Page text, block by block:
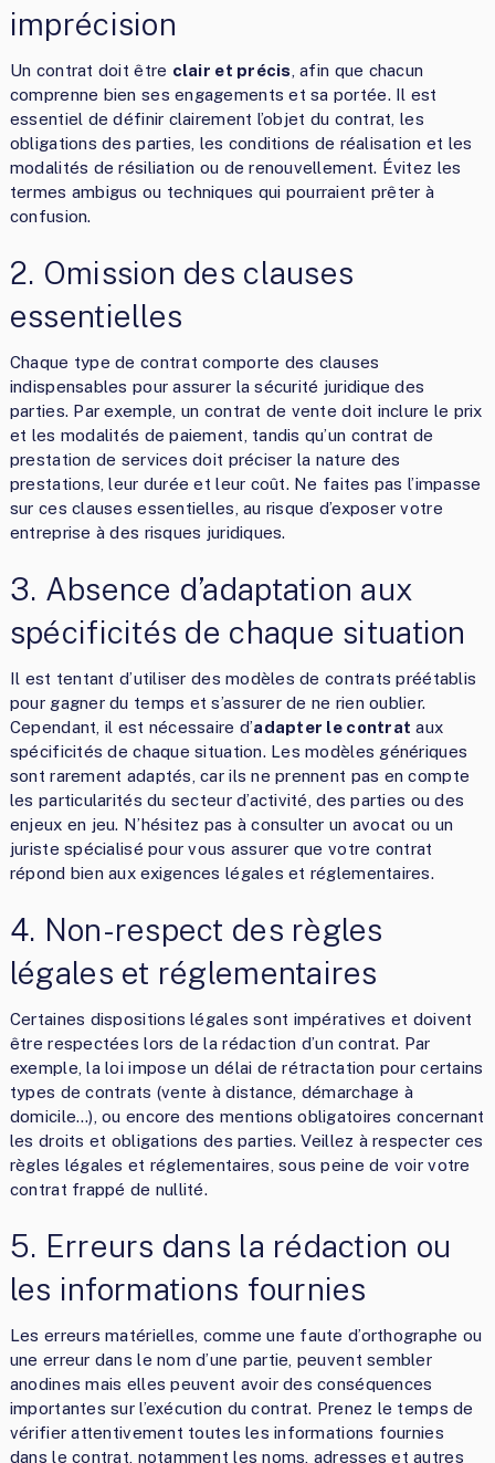
imprécision
Un contrat doit être clair et précis , afin que chacun
comprenne bien ses engagements et sa portée. Il est
essentiel de définir clairement l’objet du contrat, les
obligations des parties, les conditions de réalisation et les
modalités de résiliation ou de renouvellement. Évitez les
termes ambigus ou techniques qui pourraient prêter à
confusion.
2. Omission des clauses
essentielles
Chaque type de contrat comporte des clauses
indispensables pour assurer la sécurité juridique des
parties. Par exemple, un contrat de vente doit inclure le prix
et les modalités de paiement, tandis qu’un contrat de
prestation de services doit préciser la nature des
prestations, leur durée et leur coût. Ne faites pas l’impasse
sur ces clauses essentielles, au risque d’exposer votre
entreprise à des risques juridiques.
3. Absence d’adaptation aux
spécificités de chaque situation
Il est tentant d’utiliser des modèles de contrats préétablis
pour gagner du temps et s’assurer de ne rien oublier.
Cependant, il est nécessaire d’adapter le contrat aux
spécificités de chaque situation. Les modèles génériques
sont rarement adaptés, car ils ne prennent pas en compte
les particularités du secteur d’activité, des parties ou des
enjeux en jeu. N’hésitez pas à consulter un avocat ou un
juriste spécialisé pour vous assurer que votre contrat
répond bien aux exigences légales et réglementaires.
4. Non-respect des règles
légales et réglementaires
Certaines dispositions légales sont impératives et doivent
être respectées lors de la rédaction d’un contrat. Par
exemple, la loi impose un délai de rétractation pour certains
types de contrats (vente à distance, démarchage à
domicile…), ou encore des mentions obligatoires concernant
les droits et obligations des parties. Veillez à respecter ces
règles légales et réglementaires, sous peine de voir votre
contrat frappé de nullité.
5. Erreurs dans la rédaction ou
les informations fournies
Les erreurs matérielles, comme une faute d’orthographe ou
une erreur dans le nom d’une partie, peuvent sembler
anodines mais elles peuvent avoir des conséquences
importantes sur l’exécution du contrat. Prenez le temps de
vérifier attentivement toutes les informations fournies
dans le contrat, notamment les noms, adresses et autres